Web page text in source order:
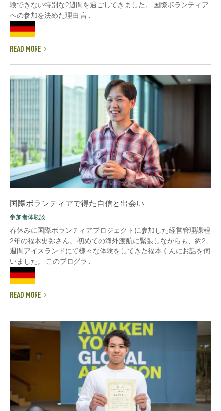
験できない特別な2週間を過ごしてきました。 国際ボランティア
への参加を決めた理由 言...
READ MORE
国際ボランティアで得た自信と出会い
参加者体験談
春休みに国際ボランティアプロジェクトに参加した経営管理課程
2年の福本史弥さん。 初めての海外渡航に緊張しながらも、約2
週間アイスランドにて様々な体験をしてきた福本くんにお話を伺
いました。 このプログラ...
READ MORE